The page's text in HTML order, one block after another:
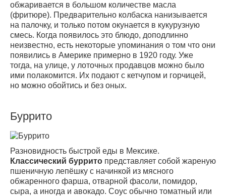
обжаривается в большом количестве масла
(фритюре). Предварительно колбаска нанизывается
на палочку, и только потом окунается в кукурузную
смесь. Когда появилось это блюдо, доподлинно
неизвестно, есть некоторые упоминания о том что они
появились в Америке примерно в 1920 году. Уже
тогда, на улице, у лоточных продавцов можно было
ими полакомится. Их подают с кетчупом и горчицей,
но можно обойтись и без оных.
Буррито
Разновидность быстрой еды в Мексике.
Классический буррито представляет собой жареную
пшеничную лепёшку с начинкой из мясного
обжаренного фарша, отварной фасоли, помидор,
сыра, а иногда и авокадо. Соус обычно томатный или